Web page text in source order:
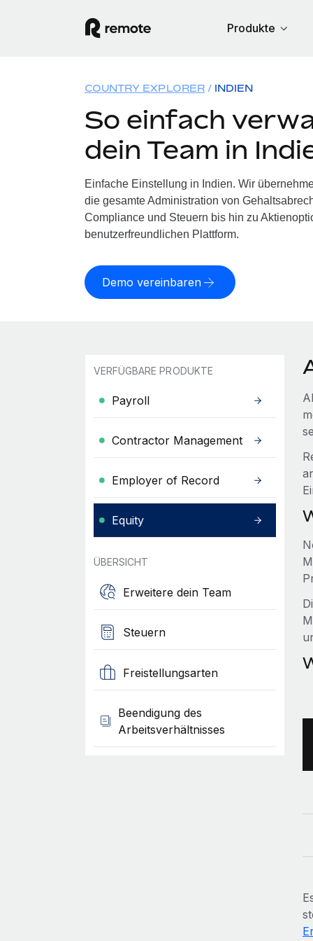
Produkte
COUNTRY EXPLORER INDIEN
So einfach
dein Team in
Einfache Einstellung in Indien. Wir
die gesamte Administration von
Compliance und Steuern bis hin zu
benutzerfreundlichen Plattform.
Demo vereinbaren
VERFÜGBARE PRODUKTE
Payroll
Contractor Management
Employer of Record
Equity
ÜBERSICHT
Erweitere dein Team
Steuern
Freistellungsarten
Beendigung des
Arbeitsverhältnisses